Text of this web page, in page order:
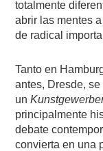
totalmente
abrir las mentes
de radical
Tanto en
antes, Dresde,
un
principalmente
debate
convierta en una